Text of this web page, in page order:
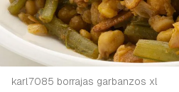
karl7085 borrajas garbanzos xl